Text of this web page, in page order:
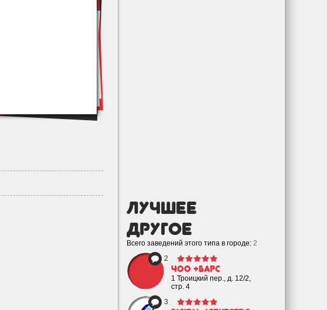
лучшее
Другое
Всего заведений этого типа в городе: 2
2
ЧОО +Барс
1 Троицкий пер., д. 12/2,
стр. 4
3